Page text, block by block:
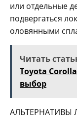
или отдельные
подвергаться
оловянными
Читать
Toyota
выбор